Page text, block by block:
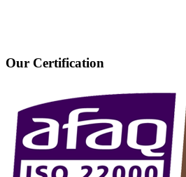
Our Certification